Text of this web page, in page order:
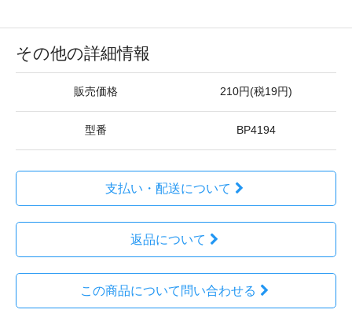
その他の詳細情報
販売価格 210円(税19円)
型番 BP4194
支払い・配送について
返品について
この商品について問い合わせる